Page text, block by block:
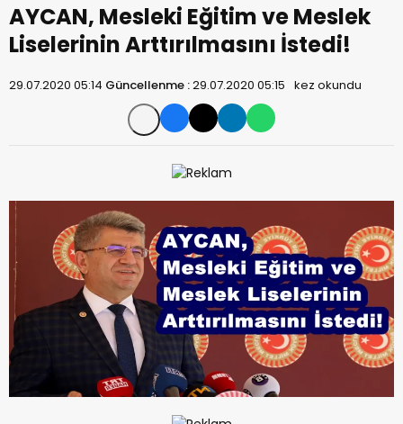
AYCAN, Mesleki Eğitim ve Meslek
Liselerinin Arttırılmasını İstedi!
29.07.2020 05:14 Güncellenme :29.07.2020 05:15 kez okundu